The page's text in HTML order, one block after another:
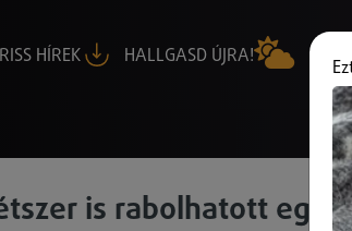
HÍREK HALLGASD ÚJRA!
is rabolhatott egy